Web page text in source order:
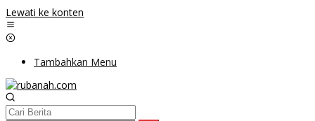
Lewati ke konten
Tambahkan Menu